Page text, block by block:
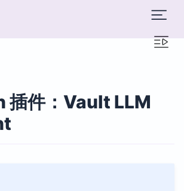
插件：Vault LLM